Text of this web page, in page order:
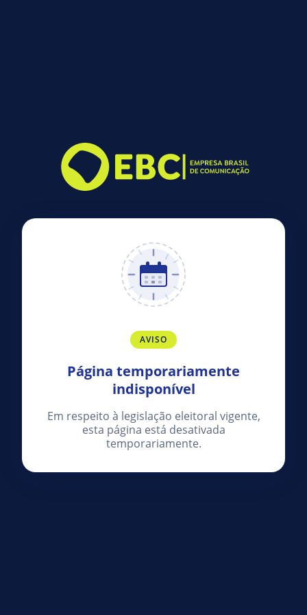
AVISO
Página temporariamente
indisponível
Em respeito à legislação eleitoral vigente,
esta página está desativada
temporariamente.